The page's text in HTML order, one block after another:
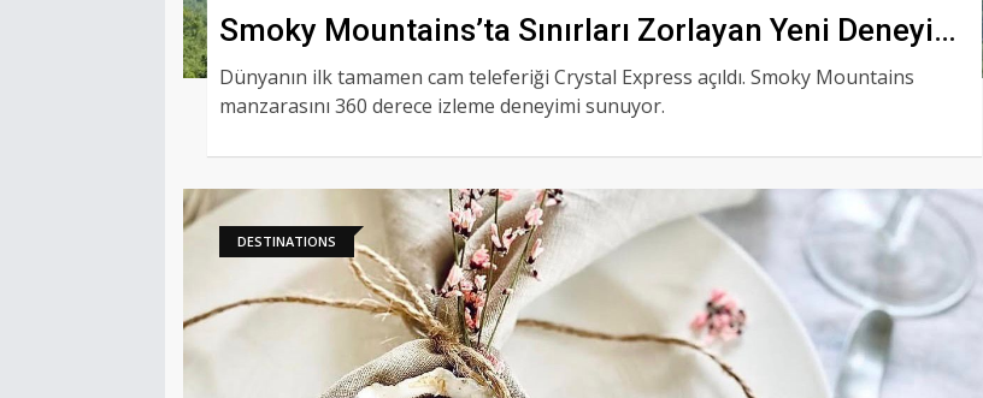
Smoky Mountains’ta Sınırları Zorlayan Yeni Deneyim:
Cam Teleferik!
Dünyanın ilk tamamen cam teleferiği Crystal Express açıldı. Smoky Mountains
manzarasını 360 derece izleme deneyimi sunuyor.
DESTINATIONS